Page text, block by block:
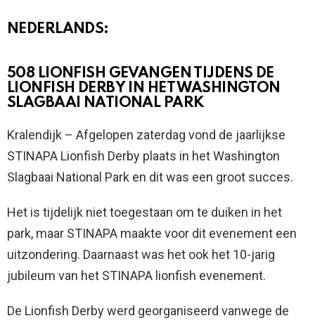
NEDERLANDS:
508 LIONFISH GEVANGEN TIJDENS DE
LIONFISH DERBY IN HET WASHINGTON
SLAGBAAI NATIONAL PARK
Kralendijk – Afgelopen zaterdag vond de jaarlijkse
STINAPA Lionfish Derby plaats in het Washington
Slagbaai National Park en dit was een groot succes.
Het is tijdelijk niet toegestaan om te duiken in het
park, maar STINAPA maakte voor dit evenement een
uitzondering. Daarnaast was het ook het 10-jarig
jubileum van het STINAPA lionfish evenement.
De Lionfish Derby werd georganiseerd vanwege de